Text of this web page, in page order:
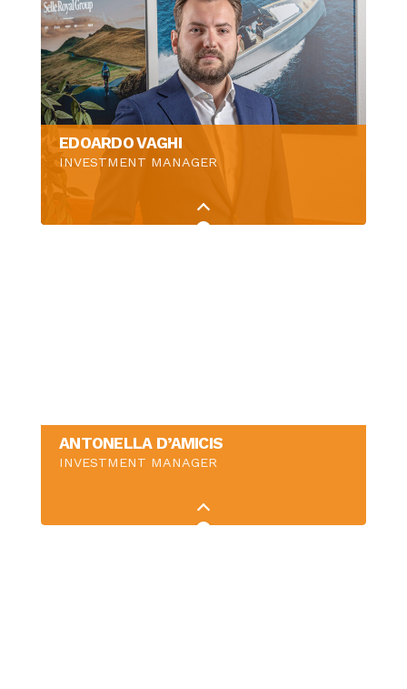
EDOARDO VAGHI
INVESTMENT MANAGER
ANTONELLA D’AMICIS
INVESTMENT MANAGER